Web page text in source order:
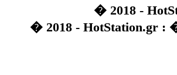
� 2018 -
� 2018 -